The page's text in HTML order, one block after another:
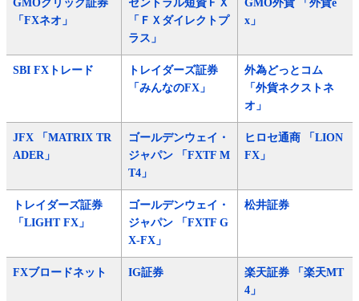
GMOクリック証券
「FXネオ」
セントラル短資ＦＸ
「ＦＸダイレクトプ
ラス」
GMO外貨 「外貨e
x」
SBI FXトレード
トレイダーズ証券
「みんなのFX」
外為どっとコム
「外貨ネクストネ
オ」
JFX 「MATRIX TR
ADER」
ゴールデンウェイ・
ジャパン 「FXTF M
T4」
ヒロセ通商 「LION
FX」
トレイダーズ証券
「LIGHT FX」
ゴールデンウェイ・
ジャパン 「FXTF G
X-FX」
松井証券
FXブロードネット IG証券
楽天証券 「楽天MT
4」